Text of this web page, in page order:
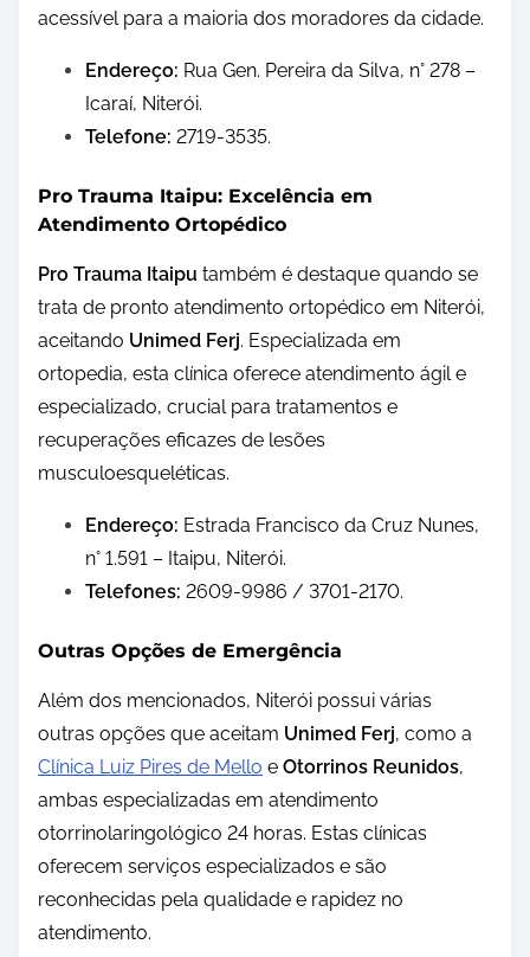
acessível para a maioria dos moradores da cidade.
Endereço: Rua Gen. Pereira da Silva, n° 278 –
Icaraí, Niterói.
Telefone: 2719-3535.
Pro Trauma Itaipu: Excelência em
Atendimento Ortopédico
Pro Trauma Itaipu também é destaque quando se
trata de pronto atendimento ortopédico em Niterói,
aceitando Unimed Ferj. Especializada em
ortopedia, esta clínica oferece atendimento ágil e
especializado, crucial para tratamentos e
recuperações eficazes de lesões
musculoesqueléticas.
Endereço: Estrada Francisco da Cruz Nunes,
n° 1.591 – Itaipu, Niterói.
Telefones: 2609-9986 / 3701-2170.
Outras Opções de Emergência
Além dos mencionados, Niterói possui várias
outras opções que aceitam Unimed Ferj, como a
Clínica Luiz Pires de Mello e Otorrinos Reunidos,
ambas especializadas em atendimento
otorrinolaringológico 24 horas. Estas clínicas
oferecem serviços especializados e são
reconhecidas pela qualidade e rapidez no
atendimento.